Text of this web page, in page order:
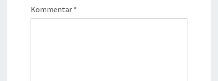
Kommentar *